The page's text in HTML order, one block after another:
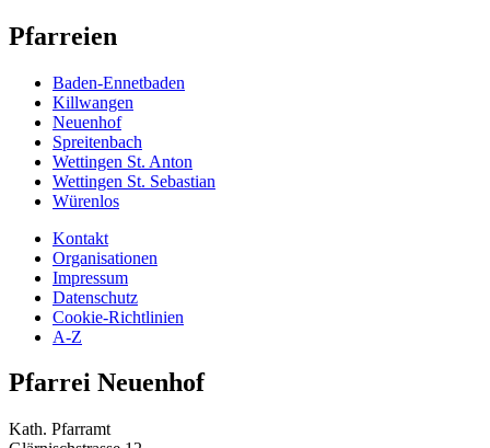
Pfarreien
Baden-Ennetbaden
Killwangen
Neuenhof
Spreitenbach
Wettingen St. Anton
Wettingen St. Sebastian
Würenlos
Kontakt
Organisationen
Impressum
Datenschutz
Cookie-Richtlinien
A-Z
Pfarrei Neuenhof
Kath. Pfarramt